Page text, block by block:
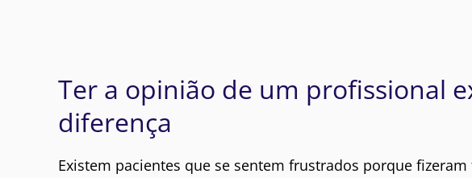
Ter a opinião de um profissional
diferença
Existem pacientes que se sentem frustrados porque